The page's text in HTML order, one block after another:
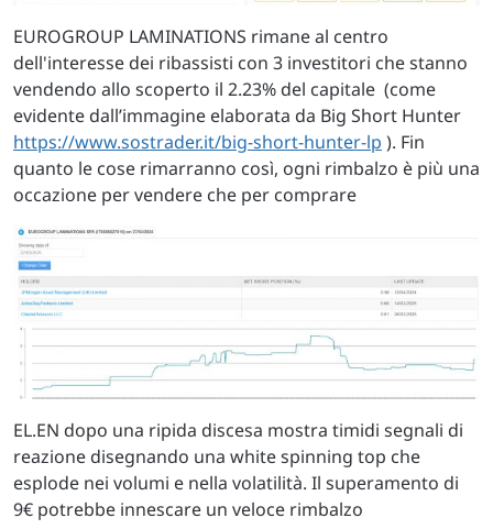
EUROGROUP LAMINATIONS rimane al centro
dell'interesse dei ribassisti con 3 investitori che stanno
vendendo allo scoperto il 2.23% del capitale (come
evidente dall’immagine elaborata da Big Short Hunter
https://www.sostrader.it/big-short-hunter-lp ). Fin
quanto le cose rimarranno così, ogni rimbalzo è più una
occazione per vendere che per comprare
EL.EN dopo una ripida discesa mostra timidi segnali di
reazione disegnando una white spinning top che
esplode nei volumi e nella volatilità. Il superamento di
9€ potrebbe innescare un veloce rimbalzo